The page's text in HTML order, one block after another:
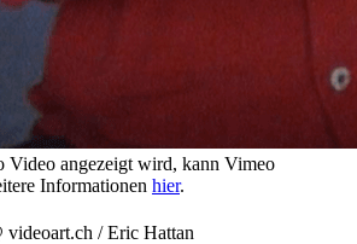
Video angezeigt wird, kann Vimeo
Informationen hier.
videoart.ch / Eric Hattan